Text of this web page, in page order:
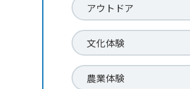
アウトドア
文化体験
農業体験